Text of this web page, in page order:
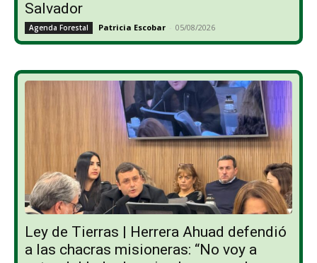
Salvador
Agenda Forestal Patricia Escobar - 05/08/2026
Ley de Tierras | Herrera Ahuad defendió
a las chacras misioneras: “No voy a